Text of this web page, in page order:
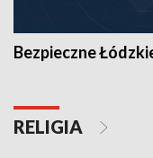
Bezpieczne
RELIGIA